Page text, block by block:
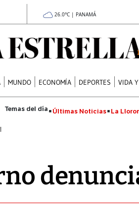
26.0°C | PANAMÁ
MUNDO ECONOMÍA DEPORTES VIDA
Últimas Noticias La